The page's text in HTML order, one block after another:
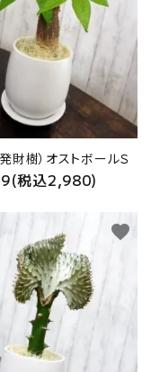
財樹）オストボールＳ
税込2,980)
favorite